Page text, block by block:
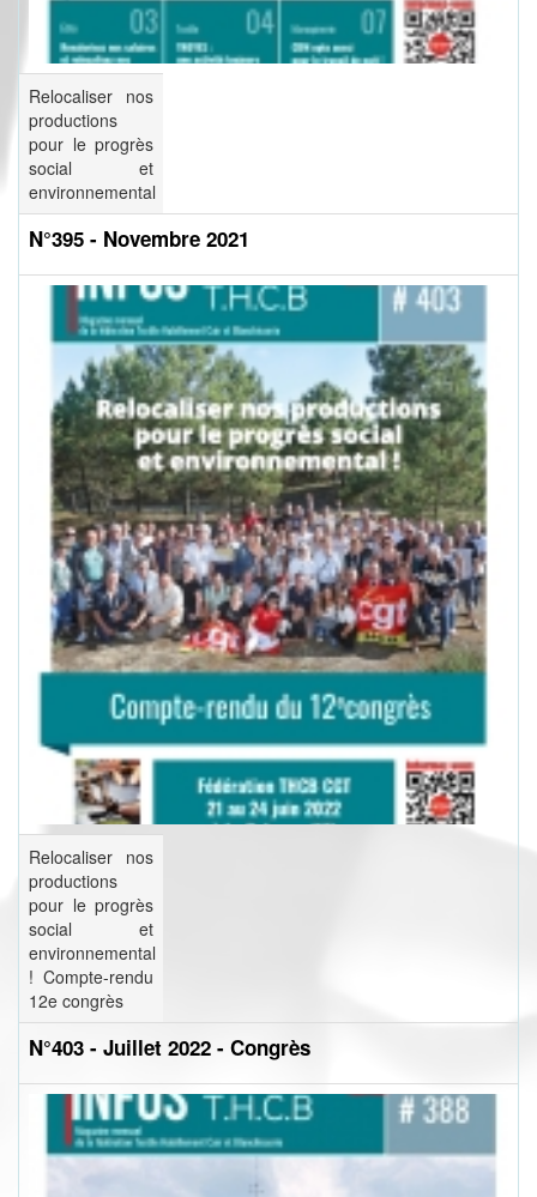
Relocaliser nos
productions
pour le progrès
social et
environnemental
N°395 - Novembre 2021
Relocaliser nos
productions
pour le progrès
social et
environnemental
! Compte-rendu
12e congrès
N°403 - Juillet 2022 - Congrès